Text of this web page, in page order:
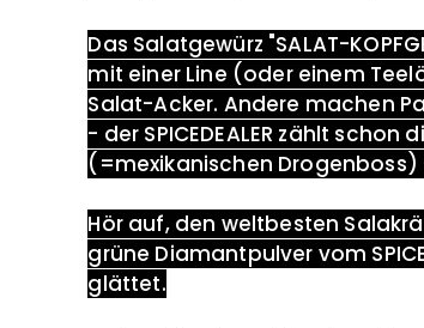
Das Salatgewürz "SALAT-
mit einer Line (oder einem
Salat-Acker. Andere machen
- der SPICEDEALER zählt
(=mexikanischen Drogenboss)
Hör auf, den weltbesten
grüne Diamantpulver vom
glättet.